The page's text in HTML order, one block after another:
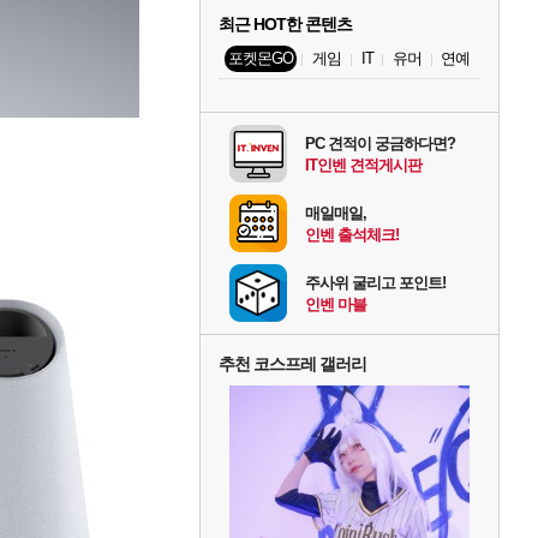
최근 HOT한 콘텐츠
포켓몬GO 게임 IT 유머 연예
PC 견적이 궁금하다면?
IT인벤 견적게시판
매일매일,
인벤 출석체크!
주사위 굴리고 포인트!
인벤 마블
추천 코스프레 갤러리